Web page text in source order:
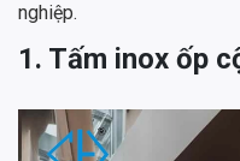
nghiệp.
1. Tấm inox ốp